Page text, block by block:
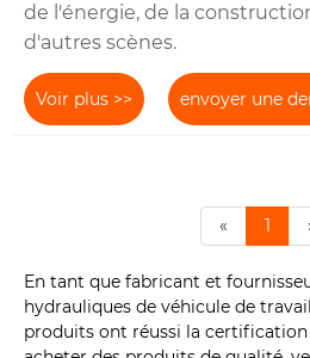
de l'énergie, de la
d'autres scènes.
Voir plus >> envoyer une
« 1
En tant que fabricant et
hydrauliques de véhicule de
produits ont réussi la certification